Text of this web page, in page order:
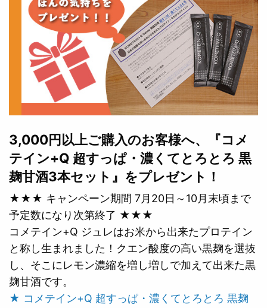
3,000円以上ご購入のお客様へ、『コメ
テイン+Q 超すっぱ・濃くてとろとろ 黒
麹甘酒3本セット』をプレゼント！
★★★ キャンペーン期間 7月20日～10月末頃まで
予定数になり次第終了 ★★★
コメテイン+Q ジュレはお米から出来たプロテイン
と称し生まれました！クエン酸度の高い黒麹を選抜
し、そこにレモン濃縮を増し増しで加えて出来た黒
麹甘酒です。
★ コメテイン+Q 超すっぱ・濃くてとろとろ 黒麹